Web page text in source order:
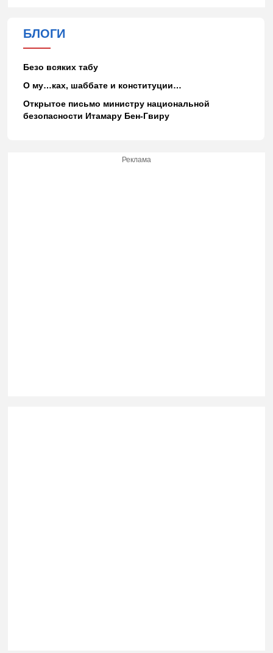
БЛОГИ
Безо всяких табу
О му…ках, шаббате и конституции…
Открытое письмо министру национальной
безопасности Итамару Бен-Гвиру
Реклама